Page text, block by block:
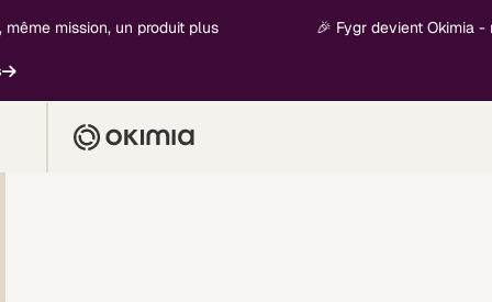
mission, un produit plus 🎉 Fygr devient Okimia